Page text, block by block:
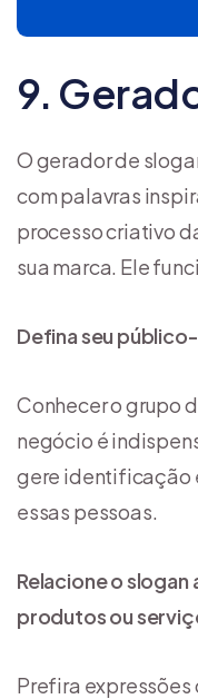
9.
O gerador de
com palavras
processo criativo
sua marca. Ele
Defina seu
Conhecer o grupo
negócio é
gere identificação
essas pessoas.
Relacione o
produtos ou
Prefira expressões